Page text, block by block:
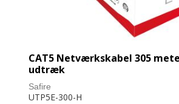
CAT5 Netværkskabel 305
udtræk
Safire
UTP5E-300-H